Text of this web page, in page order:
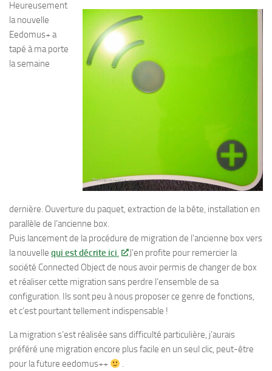
Heureusement
la nouvelle
Eedomus+ a
tapé à ma porte
la semaine
dernière. Ouverture du paquet, extraction de la bête, installation en
parallèle de l’ancienne box.
Puis lancement de la procédure de migration de l’ancienne box vers
la nouvelle qui est décrite ici.
J’en profite pour remercier la
société Connected Object de nous avoir permis de changer de box
et réaliser cette migration sans perdre l’ensemble de sa
configuration. Ils sont peu à nous proposer ce genre de fonctions,
et c’est pourtant tellement indispensable !
La migration s’est réalisée sans difficulté particulière, j’aurais
préféré une migration encore plus facile en un seul clic, peut-être
pour la future eedomus++
.